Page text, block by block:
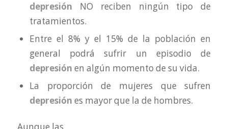
depresión NO reciben ningún tipo de
tratamientos.
Entre el 8% y el 15% de la población en
general podrá sufrir un episodio de
depresión en algún momento de su vida.
La proporción de mujeres que sufren
depresión es mayor que la de hombres.